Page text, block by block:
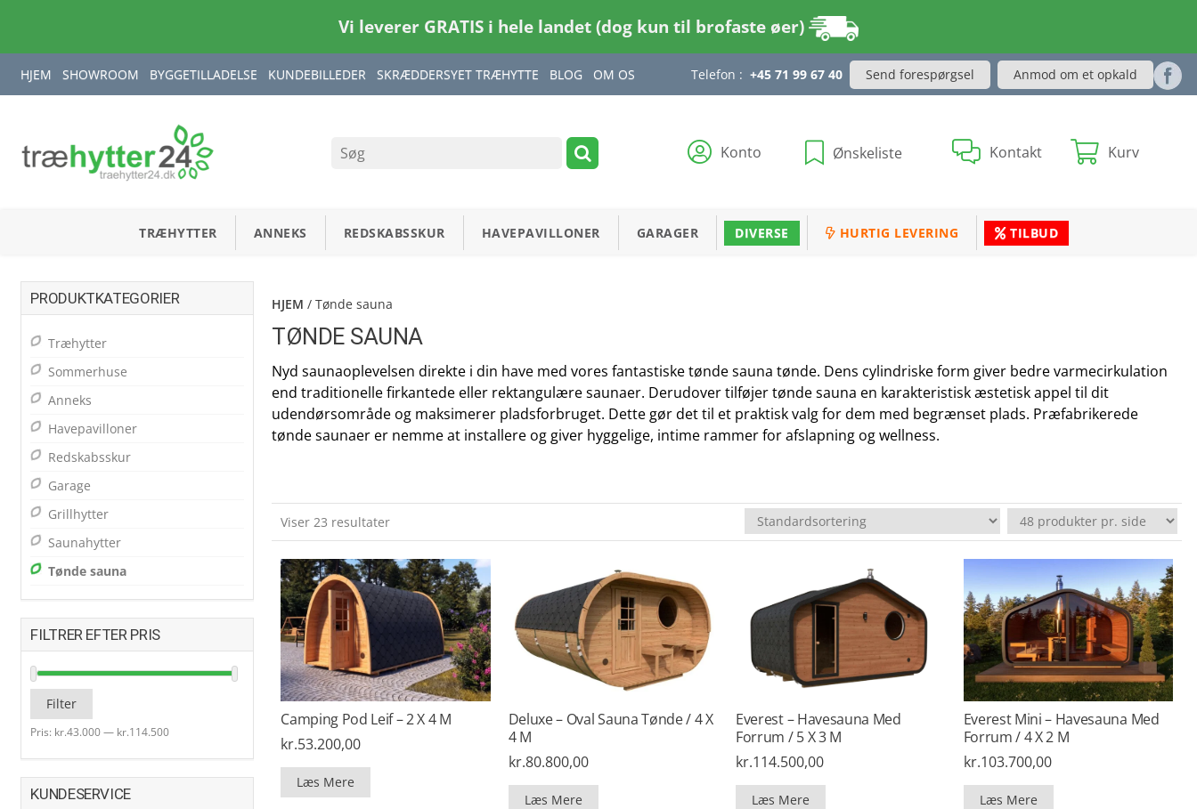
Vi leverer GRATIS i hele landet (dog kun til brofaste øer)
HJEM SHOWROOM BYGGETILLADELSE KUNDEBILLEDER SKRÆDDERSYET TRÆHYTTE BLOG OM OS Telefon : +45 71 99 67 40 Send forespørgsel Anmod om et opkald
Konto Ønskeliste Kontakt Kurv
TRÆHYTTER ANNEKS REDSKABSSKUR HAVEPAVILLONER GARAGER DIVERSE HURTIG LEVERING TILBUD
HJEM / Tønde sauna
TØNDE SAUNA
Nyd saunaoplevelsen direkte i din have med vores fantastiske tønde sauna tønde. Dens cylindriske form giver bedre varmecirkulation
end traditionelle firkantede eller rektangulære saunaer. Derudover tilføjer tønde sauna en karakteristisk æstetisk appel til dit
udendørsområde og maksimerer pladsforbruget. Dette gør det til et praktisk valg for dem med begrænset plads. Præfabrikerede
tønde saunaer er nemme at installere og giver hyggelige, intime rammer for afslapning og wellness.
Viser 23 resultater
Camping Pod Leif – 2 X 4 M
kr.53.200,00
Læs Mere
Deluxe – Oval Sauna Tønde / 4 X
4 M
kr.80.800,00
Læs Mere
Everest – Havesauna Med
Forrum / 5 X 3 M
kr.114.500,00
Læs Mere
Everest Mini – Havesauna Med
Forrum / 4 X 2 M
kr.103.700,00
Læs Mere
PRODUKTKATEGORIER
Træhytter
Sommerhuse
Anneks
Havepavilloner
Redskabsskur
Garage
Grillhytter
Saunahytter
Tønde sauna
FILTRER EFTER PRIS
Mindste
Højeste
Filter
Pris: kr.43.000— kr.114.500
KUNDESERVICE